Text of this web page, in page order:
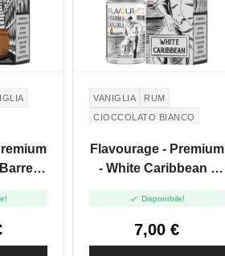
VANIGLIA
RUM
CIOCCOLATO BIANCO
Flavourage - Premium
- White Caribbean -
 Disponibile!
7,00 €